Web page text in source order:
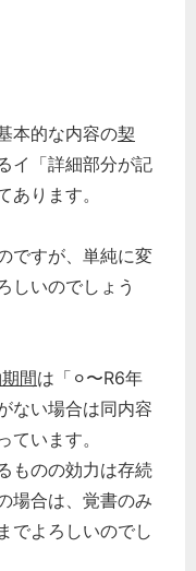
本的な内容の契
イ「詳細部分が記
ります。
ですが、単純に変
しいのでしょう
間は「⚪︎〜R6年
ない場合は同内容
います。
ものの効力は存続
場合は、覚書のみ
でよろしいのでし
ますか？